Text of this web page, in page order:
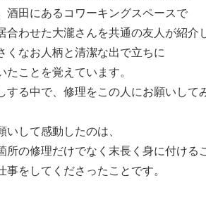
酒田にあるコワーキングスペースで
合わせた大瀧さんを共通の友人が紹介
くなお人柄と清潔な出で立ちに
たことを覚えています。
する中で、修理をこの人にお願いして
いして感動したのは、
所の修理だけでなく末長く身に付ける
事をしてくださったことです。